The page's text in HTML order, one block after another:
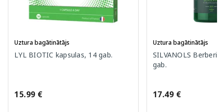
Uztura bagātinātājs
LYL BIOTIC kapsulas, 14 gab.
15.99 €
Uztura bagātinātājs
SILVANOLS
gab.
17.49 €